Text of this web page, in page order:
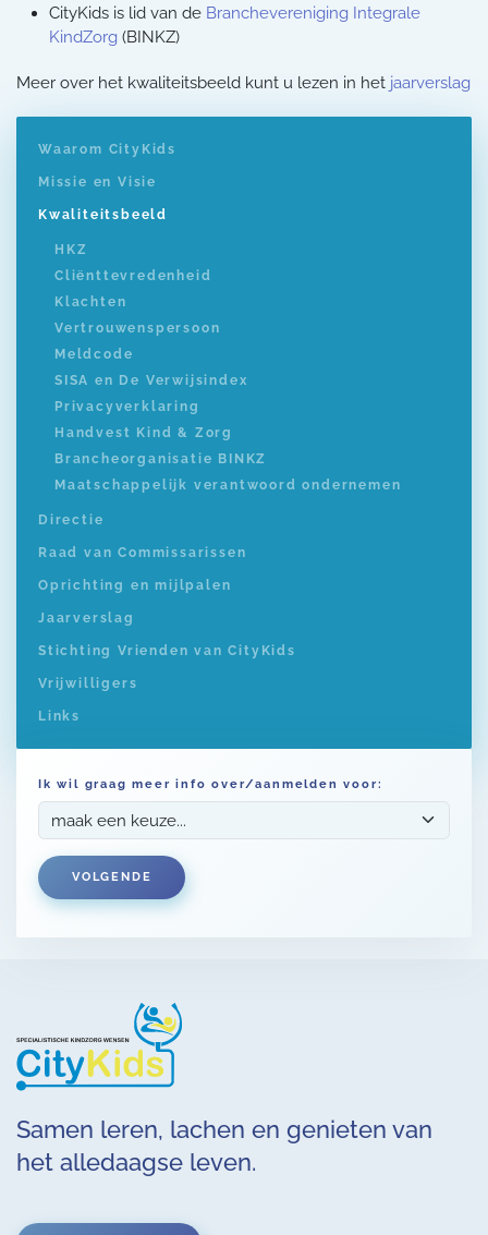
CityKids is lid van de Branchevereniging Integrale
KindZorg (BINKZ)
Meer over het kwaliteitsbeeld kunt u lezen in het jaarverslag
Waarom CityKids
Missie en Visie
Kwaliteitsbeeld
HKZ
Cliënttevredenheid
Klachten
Vertrouwenspersoon
Meldcode
SISA en De Verwijsindex
Privacyverklaring
Handvest Kind & Zorg
Brancheorganisatie BINKZ
Maatschappelijk verantwoord ondernemen
Directie
Raad van Commissarissen
Oprichting en mijlpalen
Jaarverslag
Stichting Vrienden van CityKids
Vrijwilligers
Links
Ik wil graag meer info over/aanmelden voor:
VOLGENDE
Samen leren, lachen en genieten van
het alledaagse leven.